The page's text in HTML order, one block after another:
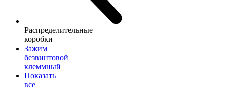
Распределительные
коробки
Зажим
безвинтовой
клеммный
Показать
все